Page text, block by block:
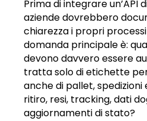
Prima di integrare un’API
aziende dovrebbero
chiarezza i propri processi
domanda principale è:
devono davvero essere
tratta solo di etichette
anche di pallet, spedizioni
ritiro, resi, tracking, dati
aggiornamenti di stato?